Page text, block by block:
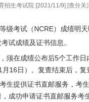
招生考试院 [2021/11/9] [查分关
级考试（NCRE）成绩明
试成绩及证书信息。
在成绩公布后5个工作日
16日）。复查结束后，复
提供证书直邮服务，考生
成功申请证书直邮服务考